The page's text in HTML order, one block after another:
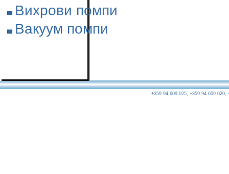
Вихрови помпи
Вакуум помпи
+359 94 609 025, +359 94 609